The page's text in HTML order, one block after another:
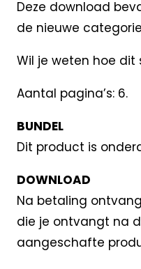
Deze download
de nieuwe
Wil je weten hoe dit
Aantal pagina’s: 6.
BUNDEL
Dit product is
DOWNLOAD
Na betaling
die je ontvangt na
aangeschafte